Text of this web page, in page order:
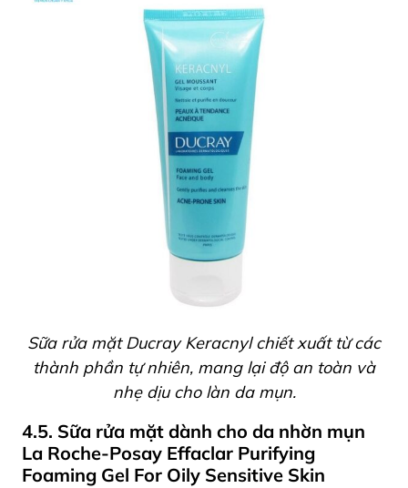
Sữa rửa mặt Ducray Keracnyl chiết xuất từ các
thành phần tự nhiên, mang lại độ an toàn và
nhẹ dịu cho làn da mụn.
4.5. Sữa rửa mặt dành cho da nhờn mụn
La Roche-Posay Effaclar Purifying
Foaming Gel For Oily Sensitive Skin